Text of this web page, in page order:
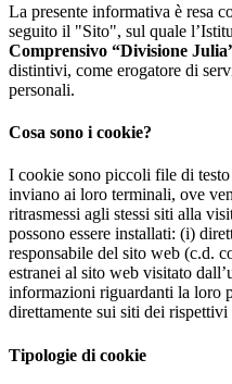
La presente informativa è resa
seguito il "Sito", sul quale
Comprensivo “Divisione
distintivi, come erogatore di
personali.
Cosa sono i cookie?
I cookie sono piccoli file di
inviano ai loro terminali, ove
ritrasmessi agli stessi siti alla
possono essere installati: (i)
responsabile del sito web (c.d.
estranei al sito web visitato
informazioni riguardanti la loro
direttamente sui siti dei rispettivi
Tipologie di cookie